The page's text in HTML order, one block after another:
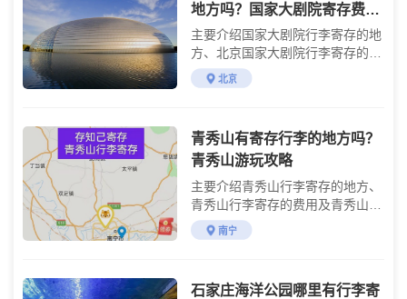
地方吗？国家大剧院寄存费用
详情
主要介绍国家大剧院行李寄存的地
方、北京国家大剧院行李寄存的费
用及游玩攻略
北京
青秀山有寄存行李的地方吗？
青秀山游玩攻略
主要介绍青秀山行李寄存的地方、
青秀山行李寄存的费用及青秀山游
玩攻略
南宁
石家庄海洋公园哪里有行李寄